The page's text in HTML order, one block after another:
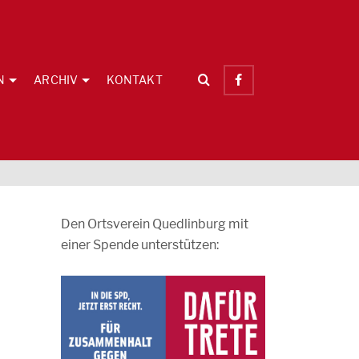
ARCHIV KONTAKT
Den Ortsverein Quedlinburg mit
einer Spende unterstützen: